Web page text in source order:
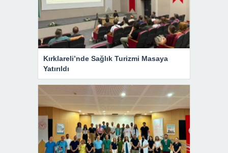
Kırklareli’nde Sağlık Turizmi Masaya
Yatırıldı